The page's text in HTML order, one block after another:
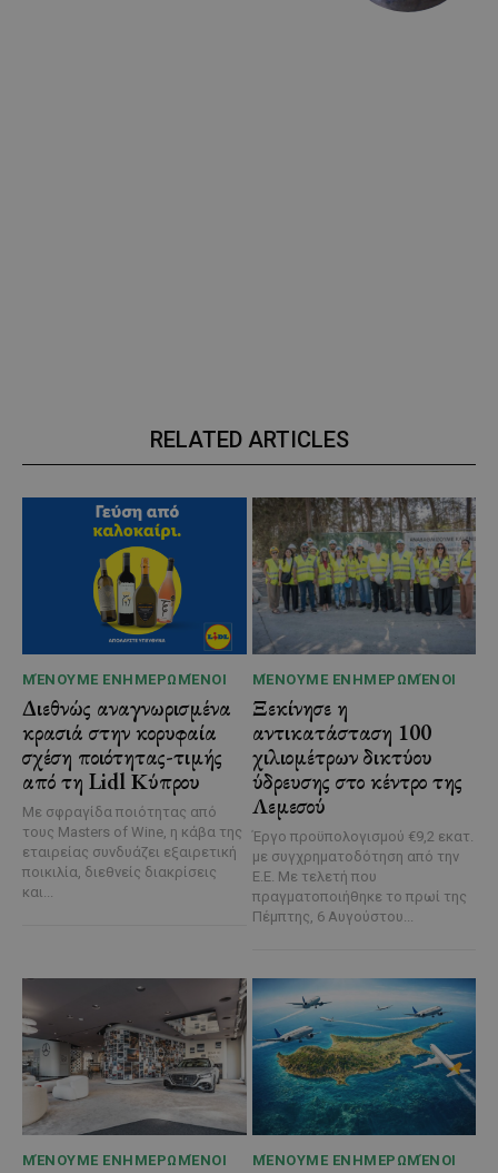
RELATED ARTICLES
ΜΈΝΟΥΜΕ ΕΝΗΜΕΡΩΜΈΝΟΙ
Διεθνώς αναγνωρισμένα
κρασιά στην κορυφαία
σχέση ποιότητας-τιμής
από τη Lidl Κύπρου
Με σφραγίδα ποιότητας από
τους Masters of Wine, η κάβα της
εταιρείας συνδυάζει εξαιρετική
ποικιλία, διεθνείς διακρίσεις
και...
ΜΈΝΟΥΜΕ ΕΝΗΜΕΡΩΜΈΝΟΙ
Ξεκίνησε η
αντικατάσταση 100
χιλιομέτρων δικτύου
ύδρευσης στο κέντρο της
Λεμεσού
Έργο προϋπολογισμού €9,2 εκατ.
με συγχρηματοδότηση από την
Ε.Ε. Με τελετή που
πραγματοποιήθηκε το πρωί της
Πέμπτης, 6 Αυγούστου...
ΜΈΝΟΥΜΕ ΕΝΗΜΕΡΩΜΈΝΟΙ ΜΈΝΟΥΜΕ ΕΝΗΜΕΡΩΜΈΝΟΙ